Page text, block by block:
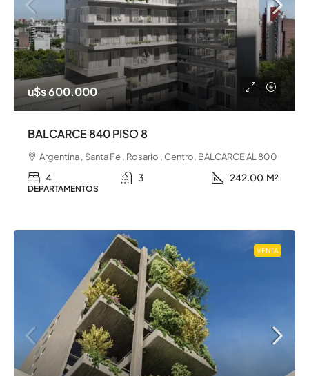
u$s 600.000
BALCARCE 840 PISO 8
Argentina , Santa Fe , Rosario , Centro, BALCARCE AL 800
4 3 242.00 M²
DEPARTAMENTOS
VENTA